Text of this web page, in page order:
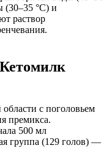
(30–35 °C) и
раствор
с поголовьем
премикса.
500 мл
группа (129 голов) —